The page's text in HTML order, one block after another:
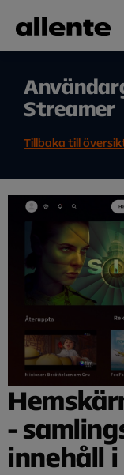
Streamer
Tillbaka till
-
innehåll